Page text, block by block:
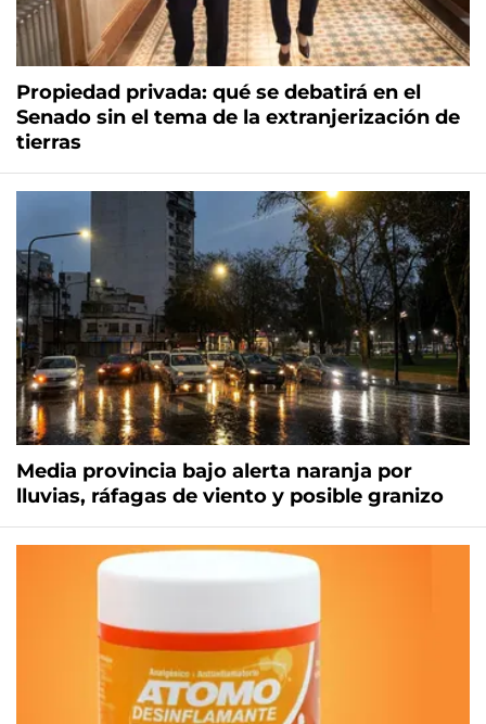
Propiedad privada: qué se debatirá en el
Senado sin el tema de la extranjerización de
tierras
Media provincia bajo alerta naranja por
lluvias, ráfagas de viento y posible granizo